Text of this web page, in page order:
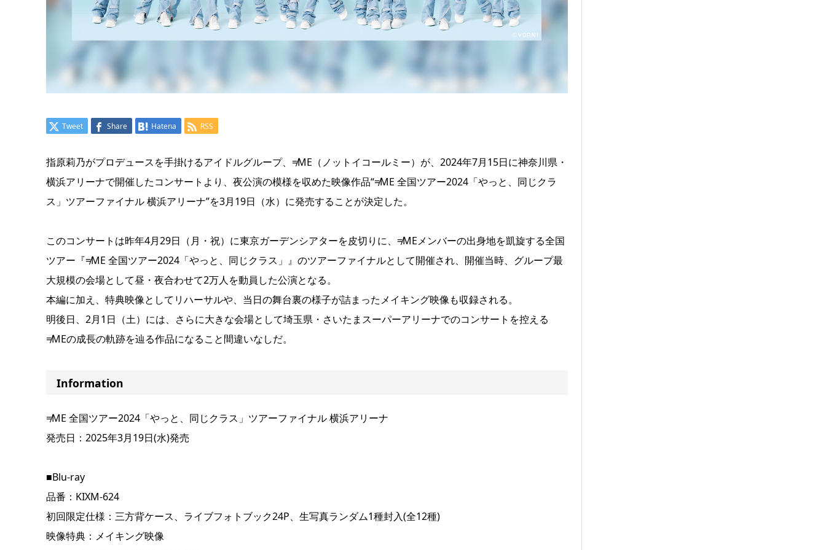
Tweet Share Hatena RSS
指原莉乃がプロデュースを手掛けるアイドルグループ、≠ME（ノットイコールミー）が、2024年7月15日に神奈川県・
横浜アリーナで開催したコンサートより、夜公演の模様を収めた映像作品“≠ME 全国ツアー2024「やっと、同じクラ
ス」ツアーファイナル 横浜アリーナ”を3月19日（水）に発売することが決定した。
このコンサートは昨年4月29日（月・祝）に東京ガーデンシアターを皮切りに、≠MEメンバーの出身地を凱旋する全国
ツアー『≠ME 全国ツアー2024「やっと、同じクラス」』のツアーファイナルとして開催され、開催当時、グループ最
大規模の会場として昼・夜合わせて2万人を動員した公演となる。
本編に加え、特典映像としてリハーサルや、当日の舞台裏の様子が詰まったメイキング映像も収録される。
明後日、2月1日（土）には、さらに大きな会場として埼玉県・さいたまスーパーアリーナでのコンサートを控える
≠MEの成長の軌跡を辿る作品になること間違いなしだ。
Information
≠ME 全国ツアー2024「やっと、同じクラス」ツアーファイナル 横浜アリーナ
発売日：2025年3月19日(水)発売
■Blu-ray
品番：KIXM-624
初回限定仕様：三方背ケース、ライブフォトブック24P、生写真ランダム1種封入(全12種)
映像特典：メイキング映像